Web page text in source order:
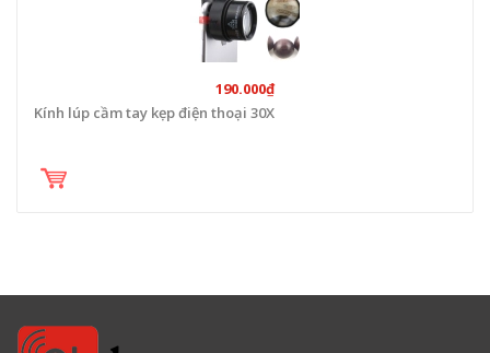
190.000₫
Kính lúp cầm tay kẹp điện thoại 30X